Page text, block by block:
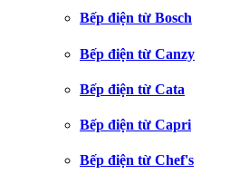
Bếp điện từ Bosch
Bếp điện từ Canzy
Bếp điện từ Cata
Bếp điện từ Capri
Bếp điện từ Chef's